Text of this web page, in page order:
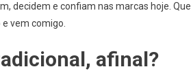
decidem e confiam nas marcas hoje.
vem comigo.
afinal?